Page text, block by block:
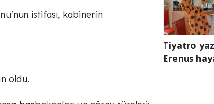
istifası, kabinenin
oldu.
Tiyatro
Erenus